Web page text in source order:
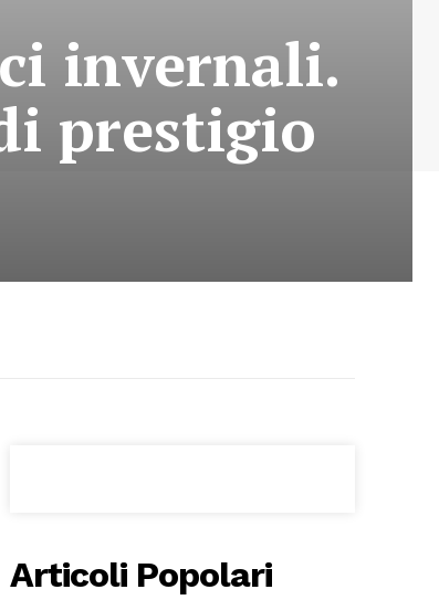
invernali.
prestigio
Articoli Popolari